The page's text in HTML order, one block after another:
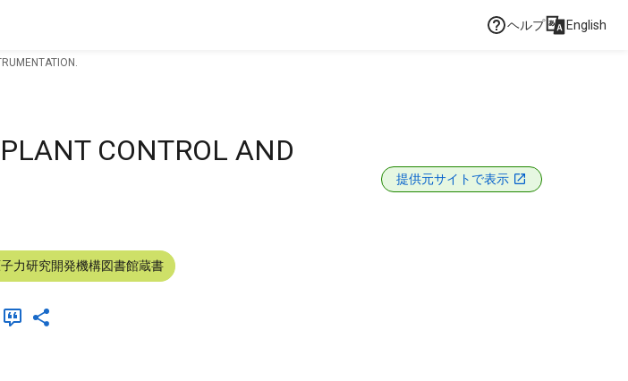
ヘルプ English
CONTROL AND
提供元サイトで表示
力研究開発機構図書館蔵書